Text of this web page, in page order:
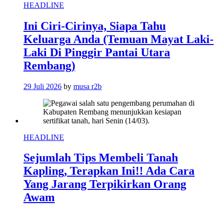
HEADLINE
Ini Ciri-Cirinya, Siapa Tahu
Keluarga Anda (Temuan Mayat Laki-
Laki Di Pinggir Pantai Utara
Rembang)
29 Juli 2026 by musa r2b
HEADLINE
Sejumlah Tips Membeli Tanah
Kapling, Terapkan Ini!! Ada Cara
Yang Jarang Terpikirkan Orang
Awam